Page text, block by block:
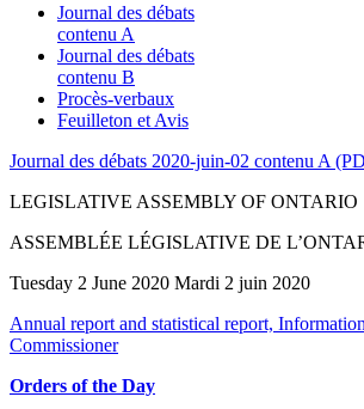
Journal des débats
contenu A
Journal des débats
contenu B
Procès-verbaux
Feuilleton et Avis
Journal des débats 2020-juin-02 contenu A
LEGISLATIVE ASSEMBLY OF ONTARIO
ASSEMBLÉE LÉGISLATIVE DE
Tuesday 2 June 2020 Mardi 2 juin 2020
Annual report and statistical report,
Commissioner
Orders of the Day